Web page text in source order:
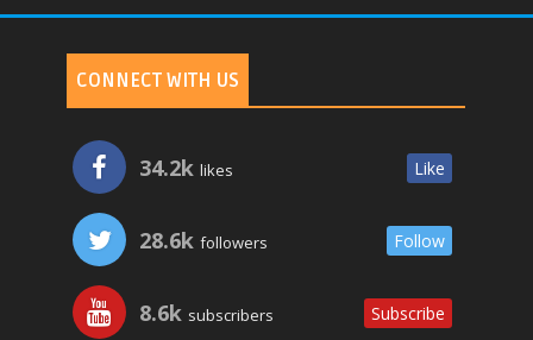
CONNECT WITH US
34.2k likes Like
28.6k followers Follow
8.6k subscribers Subscribe